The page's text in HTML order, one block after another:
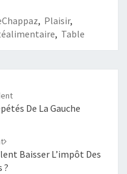
, Plaisir,
, Table
De La Gauche
Baisser L’impôt Des
?